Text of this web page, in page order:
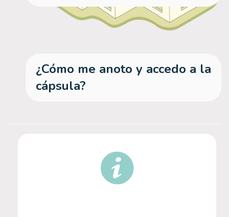
¿Cómo me anoto y accedo a la
cápsula?